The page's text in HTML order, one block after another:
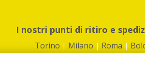
I nostri punti di ritiro e
Torino | Milano | Roma |